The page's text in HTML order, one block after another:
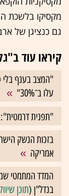
מקסיקו בלשכת
גם כנציגן של
קיראו עוד
"המצב בענף בלי
עלו ב־30%"
"תפנית
בזכות הנשק
אמריקה
המדד המתמטי
בנדל"ן (תוכן